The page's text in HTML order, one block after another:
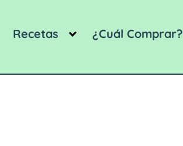
Recetas ¿Cuál Comprar?